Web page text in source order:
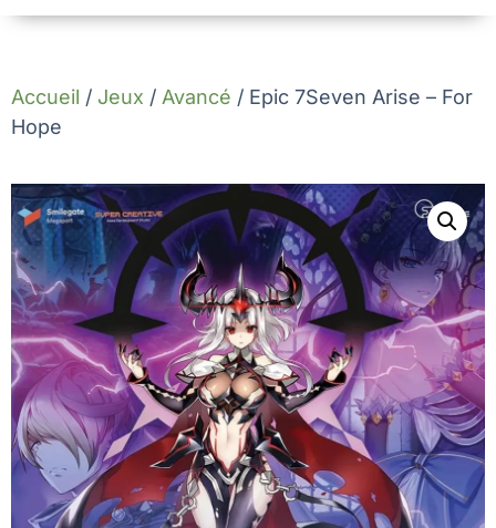
Accueil / Jeux / Avancé / Epic 7Seven Arise – For
Hope